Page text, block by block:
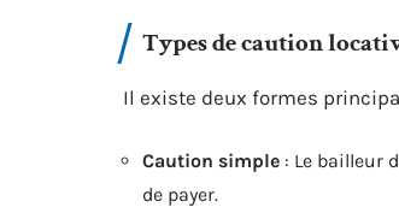
Types de caution
Il existe deux formes
Caution simple : Le bailleur
de payer.